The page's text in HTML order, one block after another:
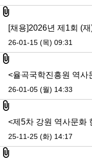
첨부파일
26-01-15 (목) 09:31
첨부파일
<율곡국학진흥원 역사
26-01-05 (월) 14:33
첨부파일
<제5차 강원 역사문화
25-11-25 (화) 14:17
첨부파일